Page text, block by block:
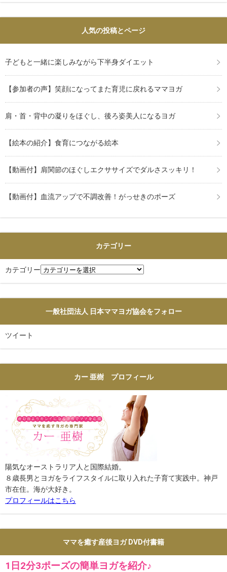
人気の投稿とページ
子どもと一緒に楽しみながら下半身ダイエット
【参加者の声】笑顔になってまた育児に戻れるママヨガ
肩・首・背中の凝りをほぐし、後ろ姿美人になるヨガ
【絵本の紹介】食育につながる絵本
【動画付】肩関節のほぐしエクササイズでダルさスッキリ！
【動画付】血流アップで不調改善！がっせきのポーズ
カテゴリー
カテゴリー
一般社団法人 日本ママヨガ協会をフォロー
ツイート
カー 亜樹 プロフィール
陽気なオーストラリア人と国際結婚。
８歳長男とヨガをライフスタイルに取り入れた子育て実践中。神戸
市在住。海が大好き。
プロフィールはこちら
ママを癒す産後ヨガ DVD付書籍
1日2分3ポーズの簡単ヨガを紹介♪